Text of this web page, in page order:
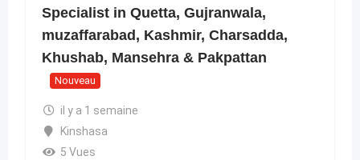
Specialist in Quetta, Gujranwala,
muzaffarabad, Kashmir, Charsadda,
Khushab, Mansehra & Pakpattan
Nouveau
il y a 1 semaine
Kinshasa
5 Vues